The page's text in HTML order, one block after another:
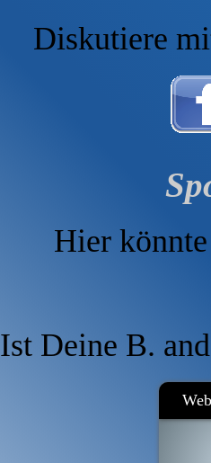
Diskutiere
Hier
Ist Deine B.